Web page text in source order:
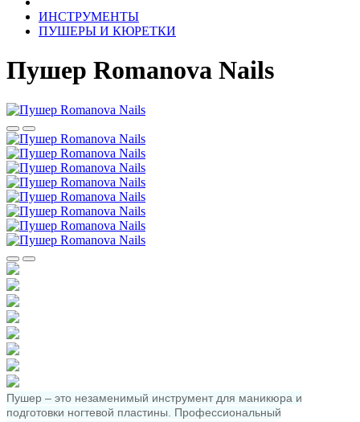
ИНСТРУМЕНТЫ
ПУШЕРЫ И КЮРЕТКИ
Пушер Romanova Nails
Пушер – это незаменимый инструмент для маникюра и
подготовки ногтевой пластины. Профессиональный